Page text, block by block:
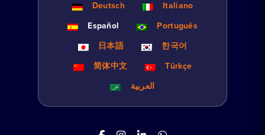
Deutsch
Italiano
Español
Português
日本語
한국어
简体中文
Türkçe
العربية